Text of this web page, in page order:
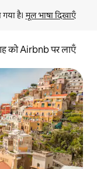
है। मूल भाषा दिखाएँ
को Airbnb पर लाएँ